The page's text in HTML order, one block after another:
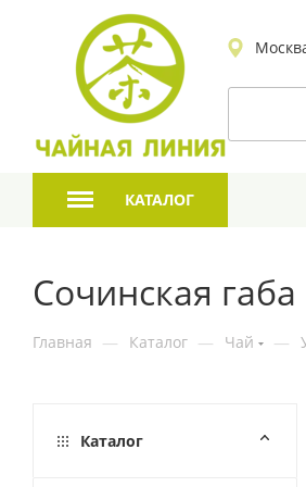
КАТАЛОГ
Сочинская
Главная — Каталог — Чай —
Каталог